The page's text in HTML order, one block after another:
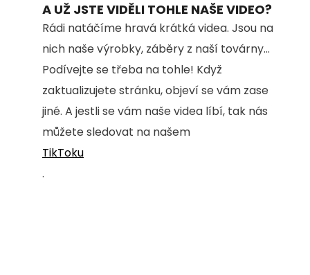
A UŽ JSTE VIDĚLI TOHLE NAŠE VIDEO?
Rádi natáčíme hravá krátká videa. Jsou na
nich naše výrobky, záběry z naší továrny...
Podívejte se třeba na tohle! Když
zaktualizujete stránku, objeví se vám zase
jiné. A jestli se vám naše videa líbí, tak nás
můžete sledovat na našem
TikToku
.